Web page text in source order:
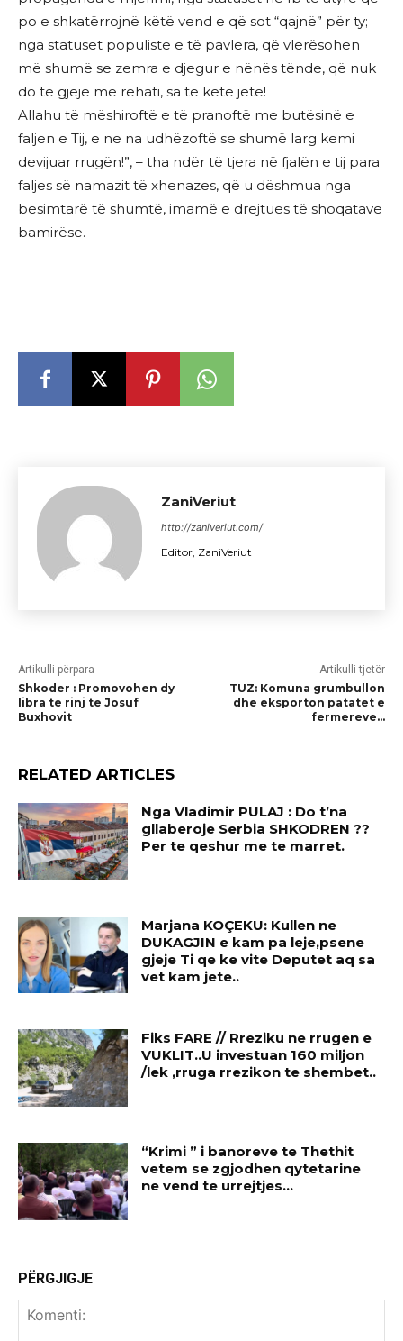
po e shkatërrojnë këtë vend e që sot “qajnë” për ty;
nga statuset populiste e të pavlera, që vlerësohen
më shumë se zemra e djegur e nënës tënde, që nuk
do të gjejë më rehati, sa të ketë jetë!
Allahu të mëshiroftë e të pranoftë me butësinë e
faljen e Tij, e ne na udhëzoftë se shumë larg kemi
devijuar rrugën!”, – tha ndër të tjera në fjalën e tij para
faljes së namazit të xhenazes, që u dëshmua nga
besimtarë të shumtë, imamë e drejtues të shoqatave
bamirëse.
ZaniVeriut
http://zaniveriut.com/
Editor, ZaniVeriut
Artikulli përpara
Shkoder : Promovohen dy
libra te rinj te Josuf
Buxhovit
Artikulli tjetër
TUZ: Komuna grumbullon
dhe eksporton patatet e
fermereve…
RELATED ARTICLES
Nga Vladimir PULAJ : Do t’na
gllaberoje Serbia SHKODREN ??
Per te qeshur me te marret.
Marjana KOÇEKU: Kullen ne
DUKAGJIN e kam pa leje,psene
gjeje Ti qe ke vite Deputet aq sa
vet kam jete..
Fiks FARE // Rreziku ne rrugen e
VUKLIT..U investuan 160 miljon
/lek ,rruga rrezikon te shembet..
“Krimi ” i banoreve te Thethit
vetem se zgjodhen qytetarine
ne vend te urrejtjes…
PËRGJIGJE